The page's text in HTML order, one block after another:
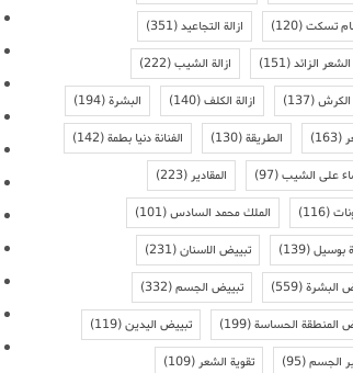
تسكت(120) ازالة التجاعيد(351)
الشعر الزائد(151) ازالة الشيب(222)
الكرش(137) ازالة الكلف(140) البشرة(194)
(163) الطريقة(130) الفنانة دنيا بطمة(142)
على الشيب(97) المقادير(223)
(116) الملك محمد السادس(101)
بوسيل(139) تبييض الاسنان(231)
البشرة(559) تبييض الجسم(332)
المنطقة الحساسة(199) تبييض اليدين(119)
الجسم(95) تقوية الشعر(109)